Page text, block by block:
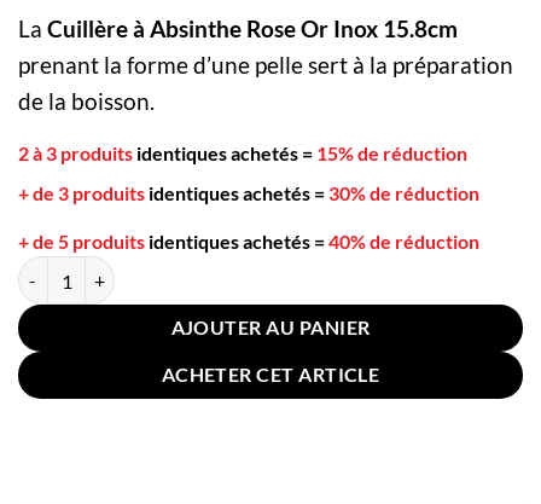
La Cuillère à Absinthe Rose Or Inox 15.8cm
prenant la forme d’une pelle sert à la préparation
de la boisson.
2 à 3 produits identiques achetés = 15% de réduction
+ de 3 produits identiques achetés = 30% de réduction
+ de 5 produits identiques achetés =40% de réduction
quantité de Cuillère à Absinthe Rose Or Inox 15.8cm
AJOUTER AU PANIER
ACHETER CET ARTICLE